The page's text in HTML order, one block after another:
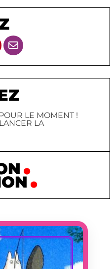
LE MOMENT !
LA
TOTORO
PRÉNOM